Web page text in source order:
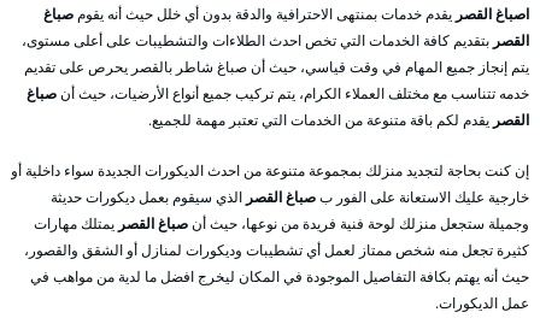
اصباغ القصر يقدم خدمات بمنتهى الاحترافية والدقة بدون أي خلل حيث أنه يقوم صباغ
القصر بتقديم كافة الخدمات التي تخص احدث الطلاءات والتشطيبات على أعلى مستوى،
يتم إنجاز جميع المهام في وقت قياسي، حيث أن صباغ شاطر بالقصر يحرص على تقديم
خدمه تتناسب مع مختلف العملاء الكرام، يتم تركيب جميع أنواع الأرضيات، حيث أنصباغ
القصر يقدم لكم باقة متنوعة من الخدمات التي تعتبر مهمة للجميع.
إن كنت بحاجة لتجديد منزلك بمجموعة متنوعة من احدث الديكورات الجديدة سواء داخلية أو
خارجية عليك الاستعانة على الفور بصباغ القصر الذي سيقوم بعمل ديكورات حديثة
وجميلة ستجعل منزلك لوحة فنية فريدة من نوعها، حيث أنصباغ القصر يمتلك مهارات
كثيرة تجعل منه شخص ممتاز لعمل أي تشطيبات وديكورات لمنازل أو الشقق والقصور،
حيث أنه يهتم بكافة التفاصيل الموجودة في المكان ليخرج افضل ما لدية من مواهب في
عمل الديكورات.